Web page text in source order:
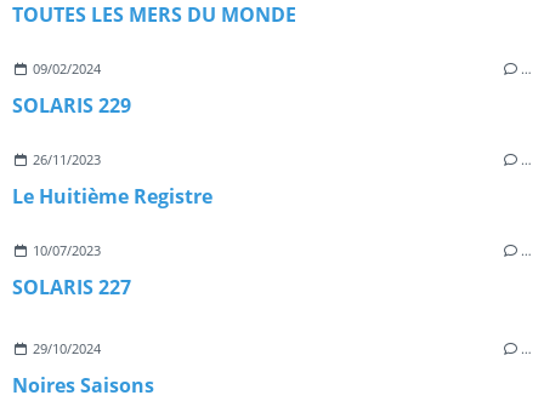
TOUTES LES MERS DU MONDE
09/02/2024 …
SOLARIS 229
26/11/2023 …
Le Huitième Registre
10/07/2023 …
SOLARIS 227
29/10/2024 …
Noires Saisons